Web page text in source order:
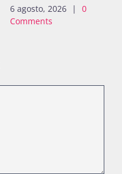
6 agosto, 2026 |
0
Comments